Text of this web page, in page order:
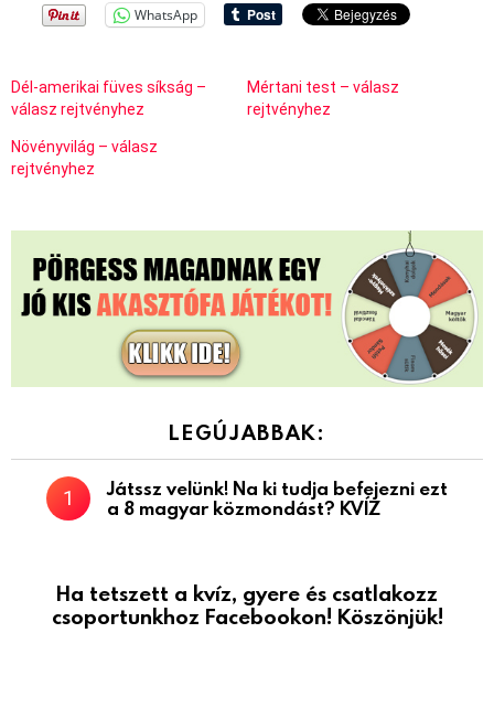
WhatsApp
Dél-amerikai füves síkság –
válasz rejtvényhez
Mértani test – válasz
rejtvényhez
Növényvilág – válasz
rejtvényhez
LEGÚJABBAK:
Játssz velünk! Na ki tudja befejezni ezt
a 8 magyar közmondást? KVÍZ
Ha tetszett a kvíz, gyere és csatlakozz
csoportunkhoz Facebookon! Köszönjük!